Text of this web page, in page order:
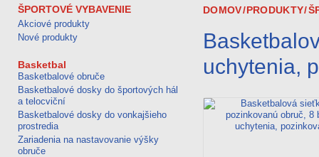
Rugby, Americký
futbal
Atletika Florbal
ŠPORTOVÉ VYBAVENIE
Akciové produkty
Nové produkty
Basketbal
Basketbalové obruče
Basketbalové dosky do športových hál
a telocviční
Basketbalové dosky do vonkajšieho
prostredia
Zariadenia na nastavovanie výšky
obruče
DOMOV/PRODUKTY/
uchytenia,